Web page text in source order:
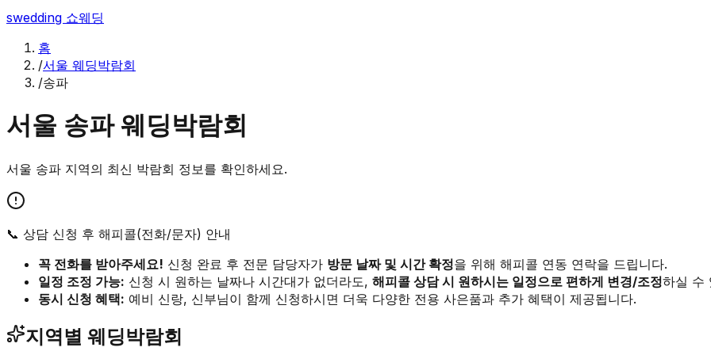
swedding 쇼웨딩
홈
/서울 웨딩박람회
/송파
서울 송파웨딩박람회
서울 송파 지역의 최신 박람회 정보를 확인하세요.
📞 상담 신청 후 해피콜(전화/문자) 안내
꼭 전화를 받아주세요! 신청 완료 후 전문 담당자가 방문 날짜 및 시간 확정을 위해 해피콜 연동 연락을 드립니다.
일정 조정 가능: 신청 시 원하는 날짜나 시간대가 없더라도, 해피콜 상담 시 원하시는 일정으로 편하게 변경/조정하실 수
동시 신청 혜택: 예비 신랑, 신부님이 함께 신청하시면 더욱 다양한 전용 사은품과 추가 혜택이 제공됩니다.
지역별 웨딩박람회